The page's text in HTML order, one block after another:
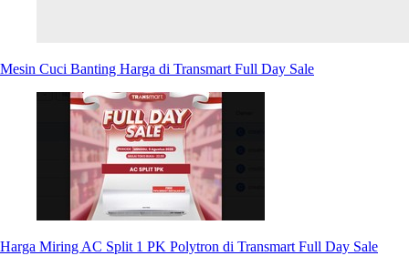
Mesin Cuci Banting Harga di Transmart Full Day Sale
Harga Miring AC Split 1 PK Polytron di Transmart Full Day Sale